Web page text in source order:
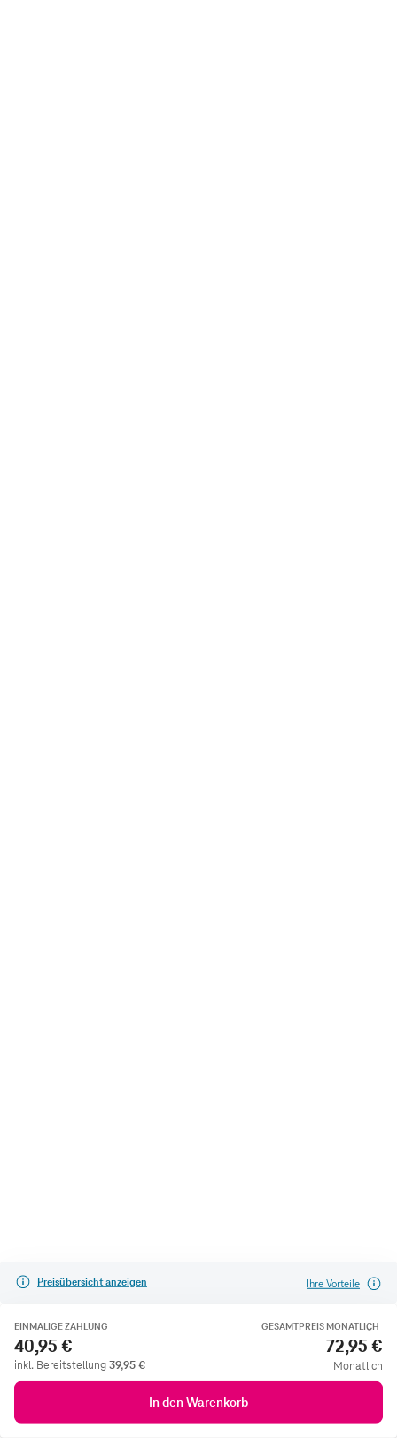
Preisübersicht anzeigen Ihre Vorteile
EINMALIGE ZAHLUNG
40,95 €
inkl. Bereitstellung39,95€
GESAMTPREIS MONATLICH
72,95 €
Monatlich
In den Warenkorb